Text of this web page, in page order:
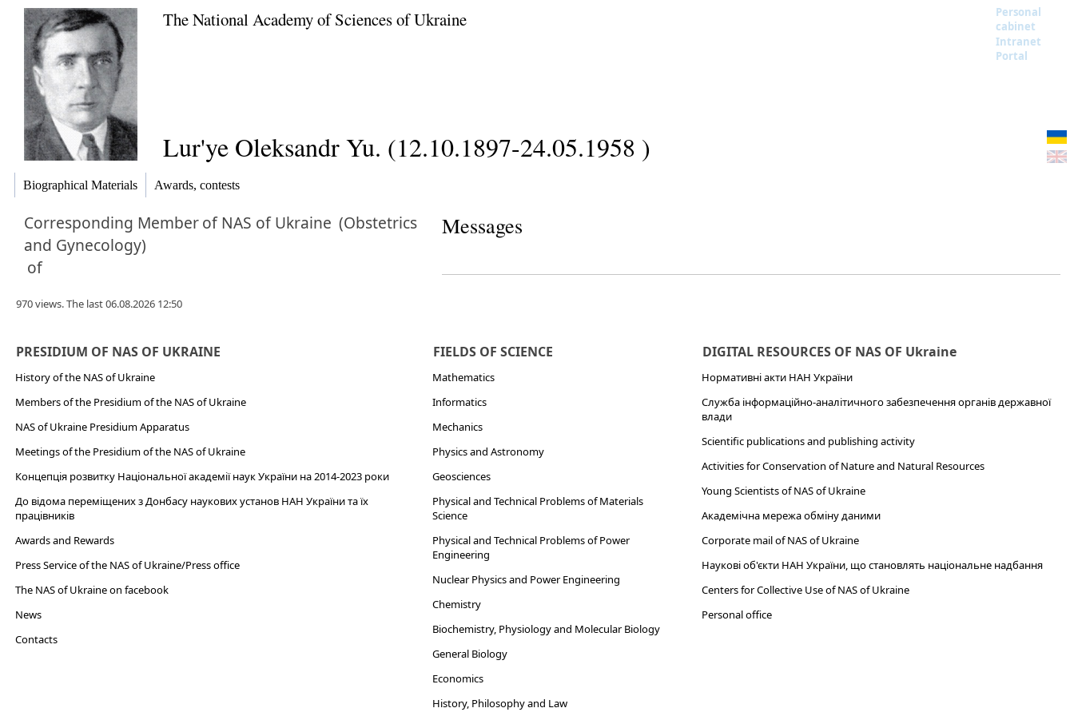
The National Academy of Sciences of Ukraine
Personal
cabinet
Intranet
Portal
Lur'ye Oleksandr Yu. (12.10.1897-24.05.1958 )
Biographical Materials Awards, contests
Corresponding Memberof NAS of Ukraine (Obstetrics
and Gynecology)
of
970 views. The last 06.08.2026 12:50
Messages
PRESIDIUM OF NAS OF UKRAINE
History of the NAS of Ukraine
Members of the Presidium of the NAS of Ukraine
NAS of Ukraine Presidium Apparatus​
Meetings of the Presidium of the NAS of Ukraine
Концепція розвитку Національної академії наук України на 2014-2023 роки
До відома переміщених з Донбасу наукових установ НАН України та їх
працівників
Awards and Rewards
Press Service of the NAS of Ukraine/Press office
The NAS of Ukraine on facebook
News
Сontacts
FIELDS OF SCIENCE
Mathematics
Informatics
Mechanics
Physics and Astronomy
Geosciences
Physical and Technical Problems of Materials
Science
Physical and Technical Problems of Power
Engineering
Nuclear Physics and Power Engineering
Chemistry
Biochemistry, Physiology and Molecular Biology
General Biology
Economics
History, Philosophy and Law
DIGITAL RESOURCES OF NAS OF Ukraine
Нормативні акти НАН України
Служба інформаційно-аналітичного забезпечення органів державної
влади
Scientific publications and publishing activity
Activities for Conservation of Nature and Natural Resources
Young Scientists of NAS of Ukraine
Академічна мережа обміну даними
Corporate mail of NAS of Ukraine
Наукові об'єкти НАН України, що становлять національне надбання
Centers for Collective Use of NAS of Ukraine
Personal office